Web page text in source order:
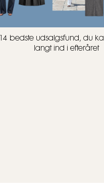
14 bedste udsalgsfund, du
langt ind i efteråret